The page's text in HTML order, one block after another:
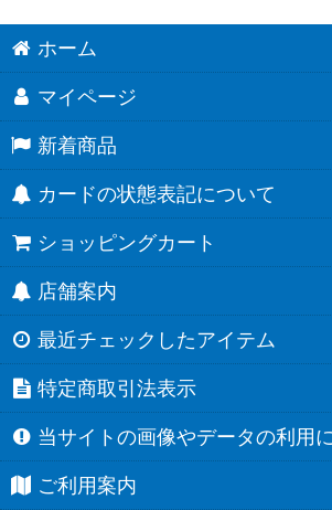
ホーム
マイページ
新着商品
カードの状態表記について
ショッピングカート
店舗案内
最近チェックしたアイテム
特定商取引法表示
当サイトの画像やデータの利用
ご利用案内